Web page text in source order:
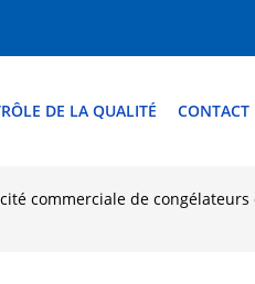
DE LA QUALITÉ CONTACT
commerciale de